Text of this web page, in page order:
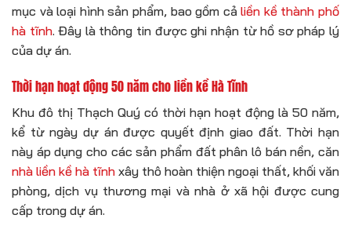
mục và loại hình sản phẩm, bao gồm cảliền kề thành phố
hà tĩnh. Đây là thông tin được ghi nhận từ hồ sơ pháp lý
của dự án.
Thời hạn hoạt động 50 năm cho liền kề Hà Tĩnh
Khu đô thị Thạch Quý có thời hạn hoạt động là 50 năm,
kể từ ngày dự án được quyết định giao đất. Thời hạn
này áp dụng cho các sản phẩm đất phân lô bán nền, căn
nhà liền kề hà tĩnh xây thô hoàn thiện ngoại thất, khối văn
phòng, dịch vụ thương mại và nhà ở xã hội được cung
cấp trong dự án.